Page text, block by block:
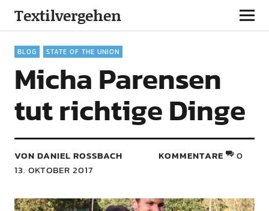
Textilvergehen
BLOG STATE OF THE UNION
Micha Parensen
tut richtige Dinge
VON DANIEL ROSSBACH
13. OKTOBER 2017
KOMMENTARE 0